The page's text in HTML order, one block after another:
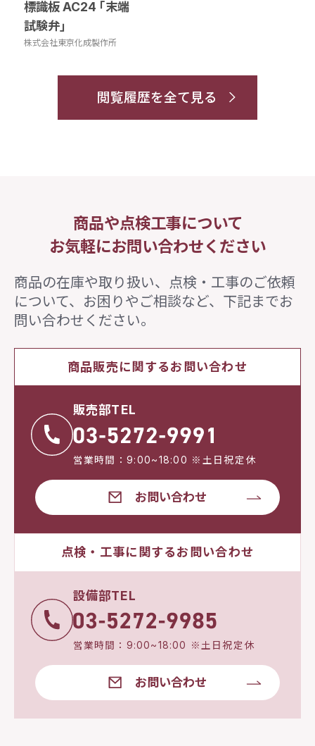
標識板 AC24 ｢末端
試験弁｣
株式会社東京化成製作所
閲覧履歴を全て見る
商品や点検工事について
お気軽にお問い合わせください
商品の在庫や取り扱い、点検・工事のご依頼
について、 お困りやご相談など、下記までお
問い合わせください。
商品販売に関するお問い合わせ
販売部TEL
営業時間：9:00~18:00 ※土日祝定休
お問い合わせ
点検・工事に関するお問い合わせ
設備部TEL
営業時間：9:00~18:00 ※土日祝定休
お問い合わせ